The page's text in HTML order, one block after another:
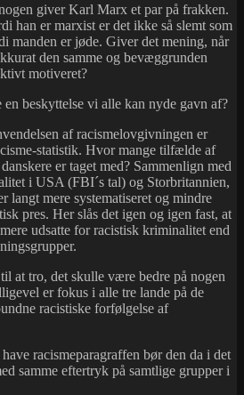
giver Karl Marx et par på frakken.
han er marxist er det ikke så slemt som
manden er jøde. Giver det mening, når
den samme og bevæggrunden
motiveret?
beskyttelse vi alle kan nyde gavn af?
af racismelovgivningen er
statistik. Hvor mange tilfælde af
er taget med? Sammenlign med
i USA (FBI´s tal) og Storbritannien,
langt mere systematiseret og mindre
pres. Her slås det igen og igen fast, at
udsatte for racistisk kriminalitet end
at tro, det skulle være bedre på nogen
er fokus i alle tre lande på de
racistiske forfølgelse af
racismeparagraffen bør den da i det
samme eftertryk på samtlige grupper i